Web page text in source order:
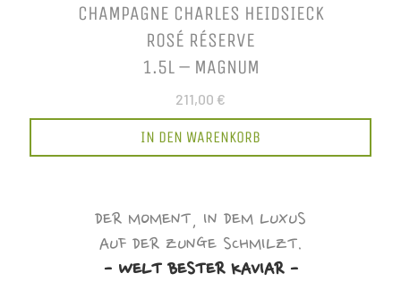
CHAMPAGNE CHARLES HEIDSIECK
ROSÉ RÉSERVE
1.5L – MAGNUM
211,00 €
IN DEN WARENKORB
DER MOMENT, IN DEM LUXUS
AUF DER ZUNGE SCHMILZT.
- WELT BESTER KAVIAR -